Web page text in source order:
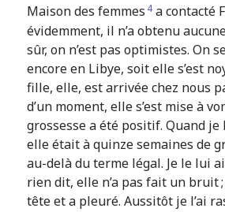
Maison des femmes 4a contacté
évidemment, il n’a obtenu
sûr, on n’est pas optimistes. On
encore en Libye, soit elle s’est
fille, elle, est arrivée chez nous
d’un moment, elle s’est mise à
grossesse a été positif. Quand je
elle était à quinze semaines de
au-delà du terme légal. Je le lui ai
rien dit, elle n’a pas fait un bruit
tête et a pleuré. Aussitôt je l’ai